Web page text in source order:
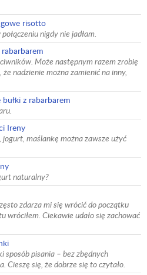
risotto
nigdy nie jadłam.
rabarbarem
Może następnym razem zrobię
nadzienie można zamienić na inny,
bułki z rabarbarem
Ireny
maślankę można zawsze użyć
naturalny?
zdarza mi się wrócić do początku
wróciłem. Ciekawie udało się zachować
sposób pisania – bez zbędnych
Cieszę się, że dobrze się to czytało.